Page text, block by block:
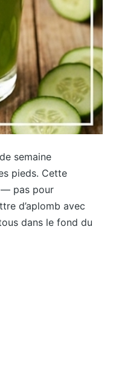
semaine
pieds. Cette
— pas pour
d’aplomb avec
dans le fond du